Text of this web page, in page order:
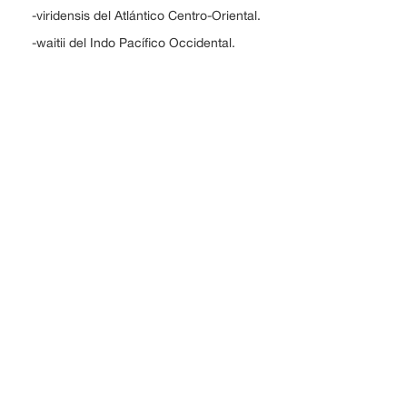
-viridensis del Atlántico Centro-Oriental.
-waitii del Indo Pacífico Occidental.